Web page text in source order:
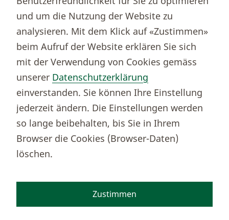
Börsenportal Yourmoney
Thurgauer Kantonalbank
Bankenclearingnr.
784
BIC (SWIFT)
KBTGCH22
Weitere TKB Nummern
Rechtliche Hinweise
Barrierefreiheit
Cookie-Einstellungen
FacebookInstagram
TikTokYoutube
und um die Nutzung der Website zu
analysieren. Mit dem Klick auf «Zustimmen»
beim Aufruf der Website erklären Sie sich
mit der Verwendung von Cookies gemäss
unserer Datenschutzerklärung
einverstanden. Sie können Ihre Einstellung
jederzeit ändern. Die Einstellungen werden
so lange beibehalten, bis Sie in Ihrem
Browser die Cookies (Browser-Daten)
löschen.
Zustimmen